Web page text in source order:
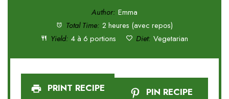
Author: Emma
Total Time: 2 heures (avec repos)
Yield: 4 à 6 portions Diet: Vegetarian
PRINT RECIPE PIN RECIPE